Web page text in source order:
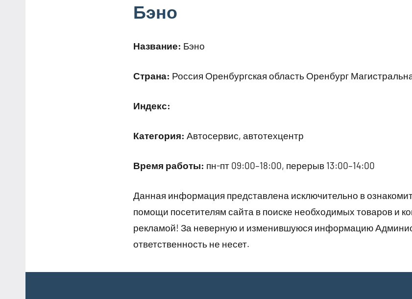
Бэно
Название: Бэно
Страна: Россия Оренбургская область Оренбург
Индекс:
Категория: Автосервис, автотехцентр
Время работы: пн-пт 09:00–18:00, перерыв 13:00–14:00
Данная информация представлена исключительно в
помощи посетителям сайта в поиске необходимых товаров и
рекламой! За неверную и изменившуюся информацию
ответственность не несет.